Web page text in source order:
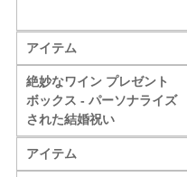
アイテム
絶妙なワイン プレゼント
ボックス - パーソナライズ
された結婚祝い
アイテム